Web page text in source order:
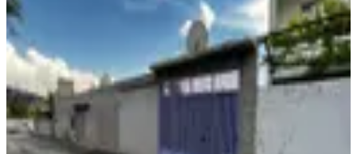
Dulkadiroğlu, Yavuz Selim Mahallesi
31.07.2026
3.700.000 ₺
YENİ ROTA İNŞAAT EMLAK